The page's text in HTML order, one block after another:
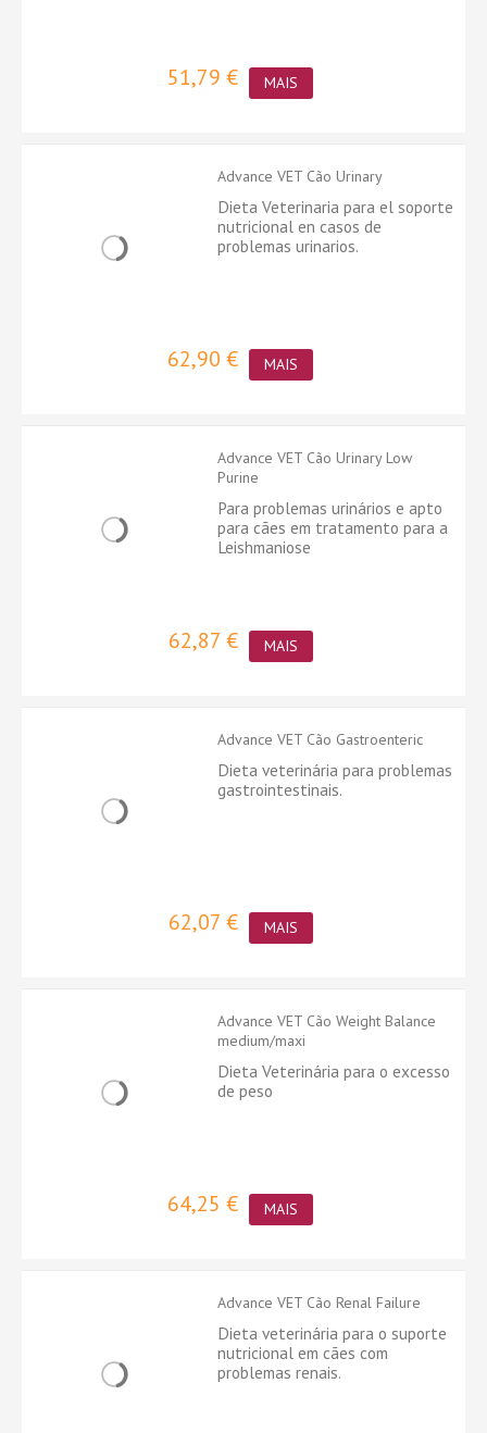
51,79 € MAIS
Advance VET Cão Urinary
Dieta Veterinaria para el soporte
nutricional en casos de
problemas urinarios.
62,90 € MAIS
Advance VET Cão Urinary Low
Purine
Para problemas urinários e apto
para cães em tratamento para a
Leishmaniose
62,87 € MAIS
Advance VET Cão Gastroenteric
Dieta veterinária para problemas
gastrointestinais.
62,07 € MAIS
Advance VET Cão Weight Balance
medium/maxi
Dieta Veterinária para o excesso
de peso
64,25 € MAIS
Advance VET Cão Renal Failure
Dieta veterinária para o suporte
nutricional em cães com
problemas renais.